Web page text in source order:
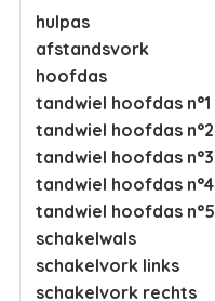
hulpas
afstandsvork
hoofdas
tandwiel hoofdas n°1
tandwiel hoofdas n°2
tandwiel hoofdas n°3
tandwiel hoofdas n°4
tandwiel hoofdas n°5
schakelwals
schakelvork links
schakelvork rechts